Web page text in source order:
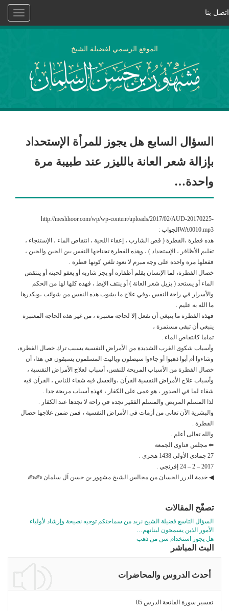
Toggle
اتصل بنا
الموقع الرسمي لفضيلة الشيخ
السؤال السابع هل يجوز للمرأة الإستحداد
بإزالة شعر العانة بالليزر عند طبيبة مرة
واحدة…
http://meshhoor.com/wp/wp-content/uploads/2017/02/AUD-20170225-
WA0010.mp3الجواب :
هذه فطرة ،الفطرة ( قص الشارب ، إعفاء اللحية ، انتقاص الماء ، الإستنجاء ،
تقليم الأظافر ، الإستحداد ) ، وهذه الفطرة تحتاجها النفس بين الحين والحين ،
ففعلها مرة واحدة على وجه مبرم لا تعود تلغي كونها فطرة .
خصال الفطرة، لما الإنسان يقلم أظفاره أو يجز شاربه أو يعفو لحيته أو ينتقص
الماء أو يستحد ( يزيل شعر العانة ) أو ينتف الإبط ، فهذه كلها لها من الحكم
والأسرار في راحة النفس ،وفي علاج ما يشوب هذه النفس من شوائب ،ويكدرها
ما الله به عليم .
فهذه الفطرة ما ينبغي أن تفعل إلا لحاجة معتبرة ، من غير هذه الحاجة المعتبرة
ينبغي أن تبقى مستمرة ،
تماما كانتقاص الماء .
وأسباب شكوى الغرب الشديدة من الأمراض النفسية بسبب ترك خصال الفطرة،
وشاءوا أم أبوا ذهبوا أو جاءوا سيصلون وياليت المسلمون يسبقون في هذا، أن
خصال الفطرة من الأسباب المريحة للنفس، أسباب لعلاج الأمراض النفسية ،
وأسباب علاج الأمراض النفسية القرآن ،والعسل فيه شفاء للناس ، القرآن فيه
شفاء لما في الصدور ، هو عمى على الكفار ، فهذه أسباب مريحة جدا .
لذا المسلم المريض والمسلم الفقير تجده في راحة لا تجدها عند الكفار .
والبشرية الآن تعاني من أزمات في الأمراض النفسية ، فمن ضمن علاجها خصال
الفطرة .
والله تعالى أعلم .
⬅ مجلس فتاوى الجمعة
27 جمادى الأولى 1438 هجري .
2017 – 2 – 24 إفرنجي .
◀ خدمة الدرر الحسان من مجالس الشيخ مشهور بن حسن آل سلمان.✍✍
تصفّح المقالات
السؤال التاسع فضيلة الشيخ نريد من سماحتكم توجيه نصيحة وإرشاد لأولياء
الأمور الذين يسمحون لبناتهم…
هل يجوز استخدام سن من ذهب
البث المباشر
أحدث الدروس والمحاضرات
تفسير سورة الفاتحة الدرس 05